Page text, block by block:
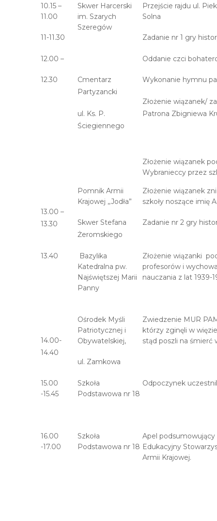
10.15 –
11.00
11-11.30
Skwer Harcerski
im. Szarych
Szeregów
Przejście rajdu ul.
Solna
Zadanie nr 1 gry
12.00 –
12.30
Cmentarz
Partyzancki
ul. Ks. P.
Ściegiennego
Oddanie czci
Wykonanie hymnu
Złożenie wiązanek/
Patrona Zbigniewa
Złożenie wiązanek
Wybranieccy przez
13.00 –
13.30
Pomnik Armii
Krajowej ,,Jodła”
Skwer Stefana
Żeromskiego
Złożenie wiązanek
szkoły noszące imię
Zadanie nr 2 gry
13.40
Bazylika
Katedralna pw.
Najświętszej Marii
Panny
Złożenie wiązanki
profesorów i
nauczania z lat 1939-
14.00-
14.40
Ośrodek Myśli
Patriotycznej i
Obywatelskiej,
ul. Zamkowa
Zwiedzenie MUR
którzy zginęli w
stąd poszli na śmierć
15.00
-15.45
Szkoła
Podstawowa nr 18
Odpoczynek
16.00
-17.00
Szkoła
Podstawowa nr 18
Apel
Edukacyjny
Armii Krajowej.